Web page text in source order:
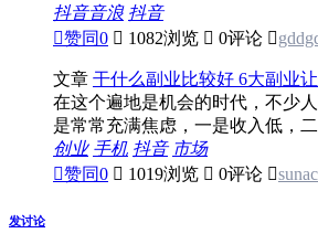
抖音音浪 抖音
赞同0  1082浏览  0评论 
文章 干什么副业比较好 6大副业
在这个遍地是机会的时代，不少
是常常充满焦虑，一是收入低，
创业 手机 抖音 市场
赞同0  1019浏览  0评论 
发讨论